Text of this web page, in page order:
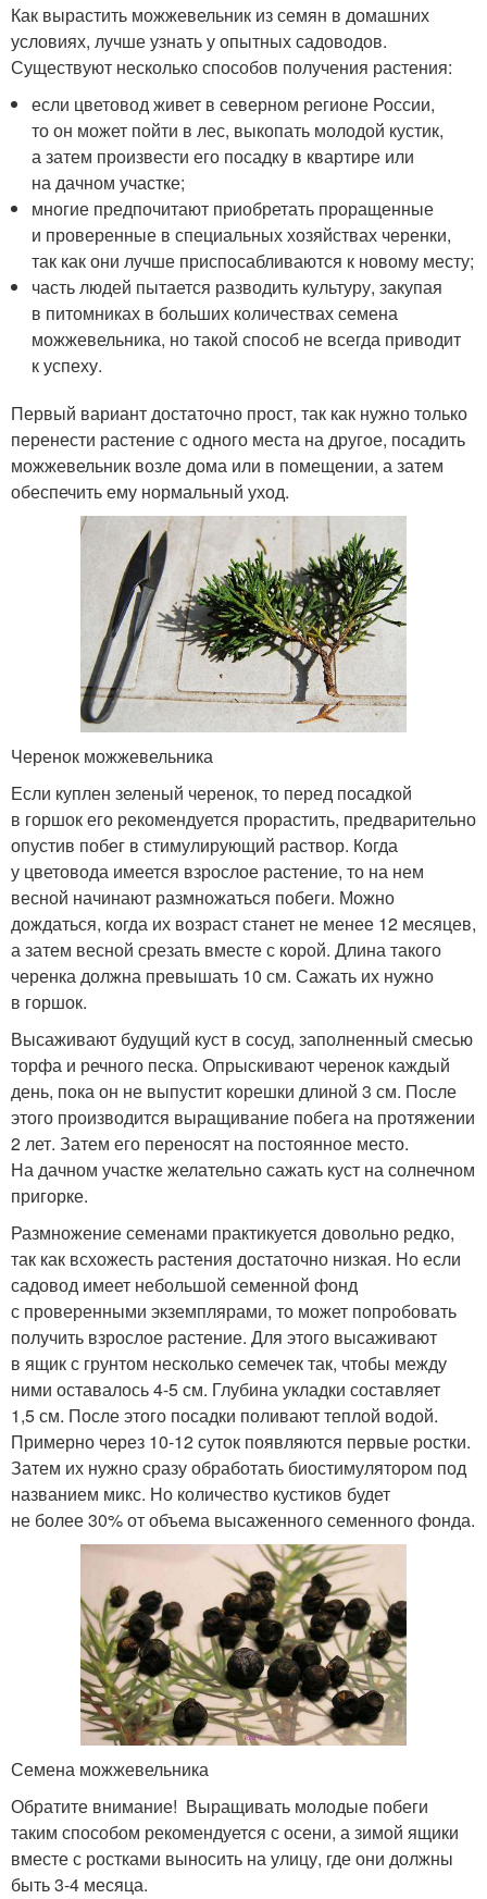
Как вырастить можжевельник из семян в домашних
условиях, лучше узнать у опытных садоводов.
Существуют несколько способов получения растения:
если цветовод живет в северном регионе России,
то он может пойти в лес, выкопать молодой кустик,
а затем произвести его посадку в квартире или
на дачном участке;
многие предпочитают приобретать проращенные
и проверенные в специальных хозяйствах черенки,
так как они лучше приспосабливаются к новому месту;
часть людей пытается разводить культуру, закупая
в питомниках в больших количествах семена
можжевельника, но такой способ не всегда приводит
к успеху.
Первый вариант достаточно прост, так как нужно только
перенести растение с одного места на другое, посадить
можжевельник возле дома или в помещении, а затем
обеспечить ему нормальный уход.
Черенок можжевельника
Если куплен зеленый черенок, то перед посадкой
в горшок его рекомендуется прорастить, предварительно
опустив побег в стимулирующий раствор. Когда
у цветовода имеется взрослое растение, то на нем
весной начинают размножаться побеги. Можно
дождаться, когда их возраст станет не менее 12 месяцев,
а затем весной срезать вместе с корой. Длина такого
черенка должна превышать 10 см. Сажать их нужно
в горшок.
Высаживают будущий куст в сосуд, заполненный смесью
торфа и речного песка. Опрыскивают черенок каждый
день, пока он не выпустит корешки длиной 3 см. После
этого производится выращивание побега на протяжении
2 лет. Затем его переносят на постоянное место.
На дачном участке желательно сажать куст на солнечном
пригорке.
Размножение семенами практикуется довольно редко,
так как всхожесть растения достаточно низкая. Но если
садовод имеет небольшой семенной фонд
с проверенными экземплярами, то может попробовать
получить взрослое растение. Для этого высаживают
в ящик с грунтом несколько семечек так, чтобы между
ними оставалось 4-5 см. Глубина укладки составляет
1,5 см. После этого посадки поливают теплой водой.
Примерно через 10-12 суток появляются первые ростки.
Затем их нужно сразу обработать биостимулятором под
названием микс. Но количество кустиков будет
не более 30% от объема высаженного семенного фонда.
Семена можжевельника
Обратите внимание! Выращивать молодые побеги
таким способом рекомендуется с осени, а зимой ящики
вместе с ростками выносить на улицу, где они должны
быть 3-4 месяца.